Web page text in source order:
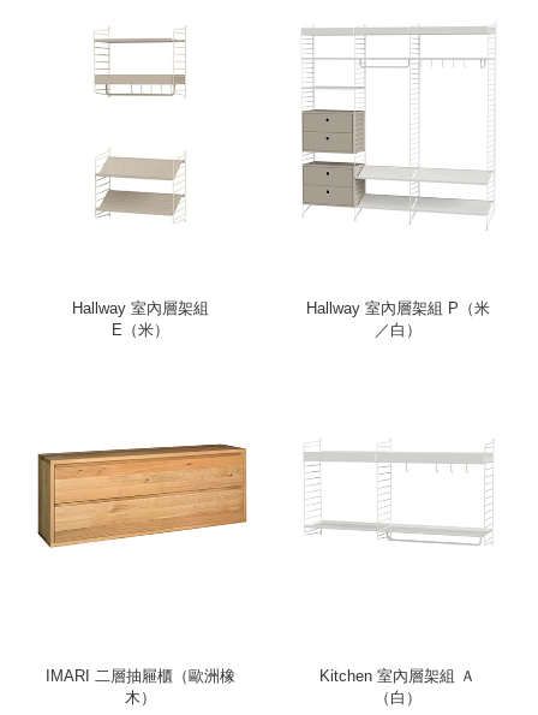
Hallway 室內層架組
E（米）
Hallway 室內層架組 P（米
／白）
IMARI 二層抽屜櫃（歐洲橡
木）
Kitchen 室內層架組 Ａ
（白）